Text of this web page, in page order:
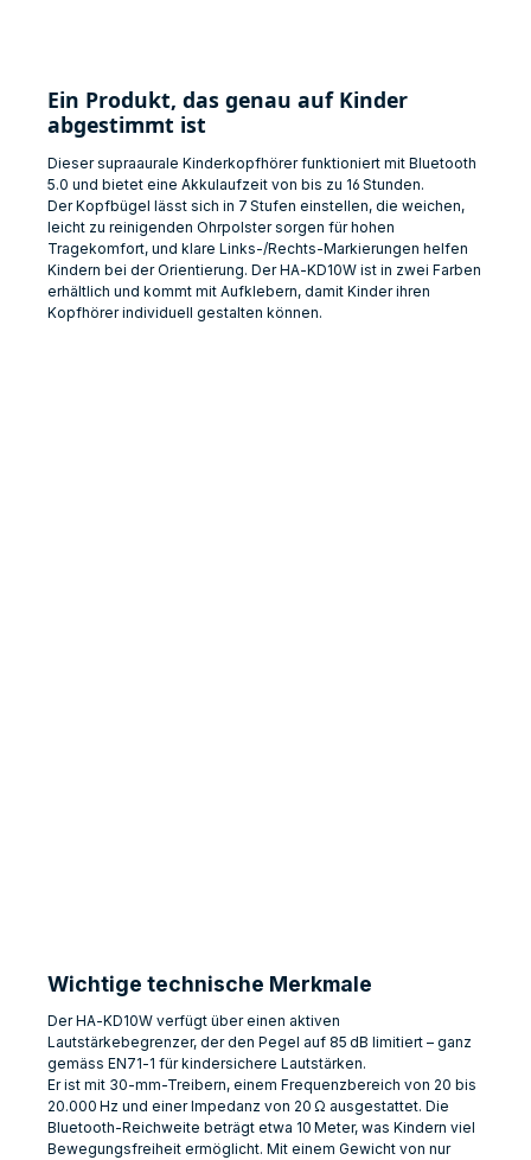
Ein Produkt, das genau auf Kinder
abgestimmt ist
Dieser supraaurale Kinderkopfhörer funktioniert mit Bluetooth
5.0 und bietet eine Akkulaufzeit von bis zu 16 Stunden.
Der Kopfbügel lässt sich in 7 Stufen einstellen, die weichen,
leicht zu reinigenden Ohrpolster sorgen für hohen
Tragekomfort, und klare Links-/Rechts-Markierungen helfen
Kindern bei der Orientierung. Der HA‑KD10W ist in zwei Farben
erhältlich und kommt mit Aufklebern, damit Kinder ihren
Kopfhörer individuell gestalten können.
Wichtige technische Merkmale
Der HA‑KD10W verfügt über einen aktiven
Lautstärkebegrenzer, der den Pegel auf 85 dB limitiert – ganz
gemäss EN71‑1 für kindersichere Lautstärken.
Er ist mit 30‑mm-Treibern, einem Frequenzbereich von 20 bis
20.000 Hz und einer Impedanz von 20 Ω ausgestattet. Die
Bluetooth-Reichweite beträgt etwa 10 Meter, was Kindern viel
Bewegungsfreiheit ermöglicht. Mit einem Gewicht von nur